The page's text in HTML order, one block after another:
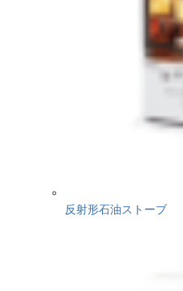
反射形石油ストーブ